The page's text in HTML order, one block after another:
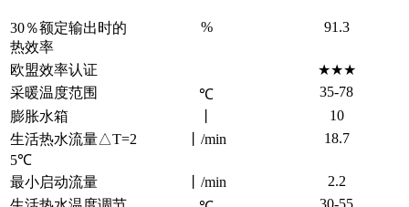
30％额定输出时的
热效率
% 91.3
欧盟效率认证
★★★
采暖温度范围
℃
35-78
膨胀水箱
10
生活热水流量△T=2
5℃
丨/min 18.7
最小启动流量 丨/min
2.2